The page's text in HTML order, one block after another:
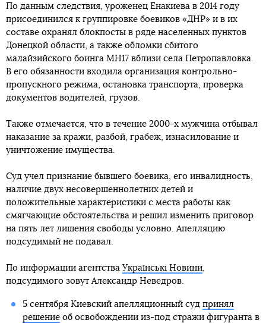
По данным следствия, уроженец Енакиева в 2014 году
присоединился к группировке боевиков «ДНР» и в их
составе охранял блокпосты в ряде населенных пунктов
Донецкой области, а также обломки сбитого
малайзийского боинга MH17 вблизи села Петропавловка.
В его обязанности входила организация контрольно-
пропускного режима, остановка транспорта, проверка
документов водителей, грузов.
Также отмечается, что в течение 2000-х мужчина отбывал
наказание за кражи, разбой, грабеж, изнасилование и
уничтожение имущества.
Суд учел признание бывшего боевика, его инвалидность,
наличие двух несовершеннолетних детей и
положительные характеристики с места работы как
смягчающие обстоятельства и решил изменить приговор
на пять лет лишения свободы условно. Апелляцию
подсудимый не подавал.
По информации агентства Українські Новини,
подсудимого зовут Александр Неведров.
5 сентября Киевский апелляционный суд принял
решениеоб освобождении из-под стражи фигуранта в